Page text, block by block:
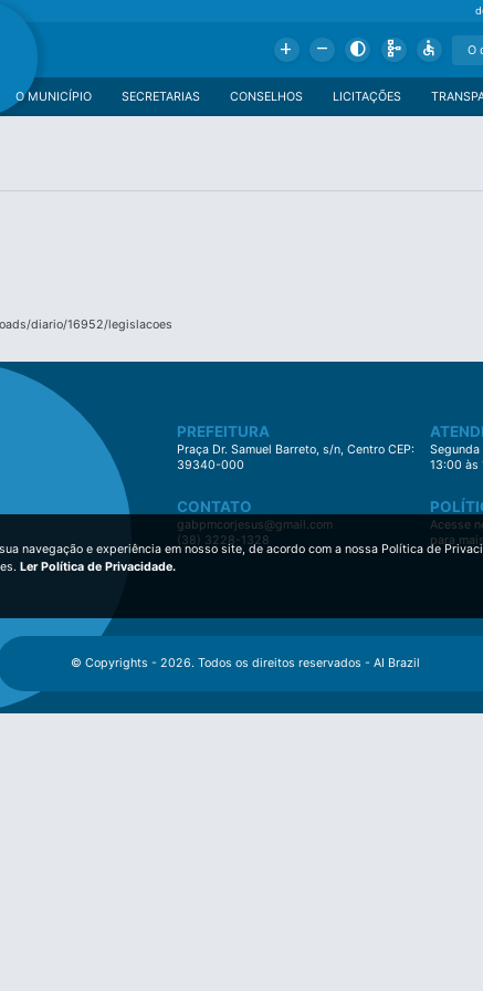
Add Remove Contrast Schema Accessible
LICITAÇÕES
CONSELHOS
SECRETARIAS
O MUNICÍPIO
diario/16952/legislacoes
PREFEITURA
Praça Dr. Samuel Barreto, s/n, Centro CEP:
39340-000
Segunda
13:00 às
CONTATO
gabpmcorjesus@gmail.com
(38) 3228-1328
Acesse
para
© Copyrights - 2026. Todos os direitos reservados - AI Brazil
navegação e experiência em nosso site, de acordo com a nossa Política de
Ler Política de Privacidade.